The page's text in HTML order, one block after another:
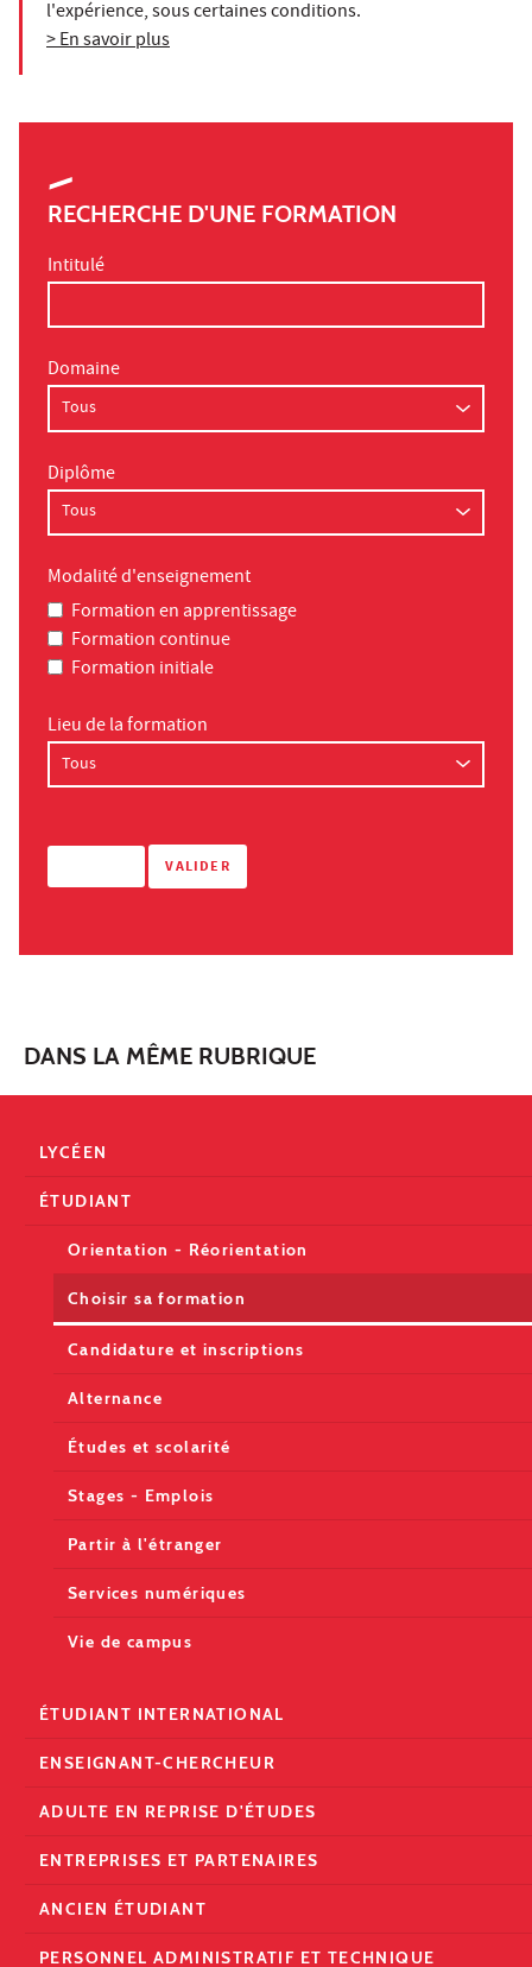
l'expérience, sous certaines conditions.
> En savoir plus
RECHERCHE D'UNE FORMATION
Intitulé
Domaine
Diplôme
Modalité d'enseignement
Formation en apprentissage
Formation continue
Formation initiale
Lieu de la formation
DANS LA MÊME RUBRIQUE
LYCÉEN
ÉTUDIANT
Orientation - Réorientation
Choisir sa formation
Candidature et inscriptions
Alternance
Études et scolarité
Stages - Emplois
Partir à l'étranger
Services numériques
Vie de campus
ÉTUDIANT INTERNATIONAL
ENSEIGNANT-CHERCHEUR
ADULTE EN REPRISE D'ÉTUDES
ENTREPRISES ET PARTENAIRES
ANCIEN ÉTUDIANT
PERSONNEL ADMINISTRATIF ET TECHNIQUE